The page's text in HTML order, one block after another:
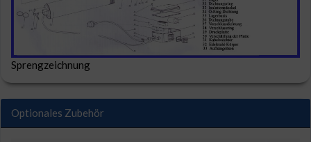
Sprengzeichnung
Optionales Zubehör